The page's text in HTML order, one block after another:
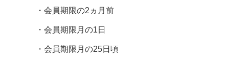
・会員期限の2ヵ月前
・会員期限月の1日
・会員期限月の25日頃